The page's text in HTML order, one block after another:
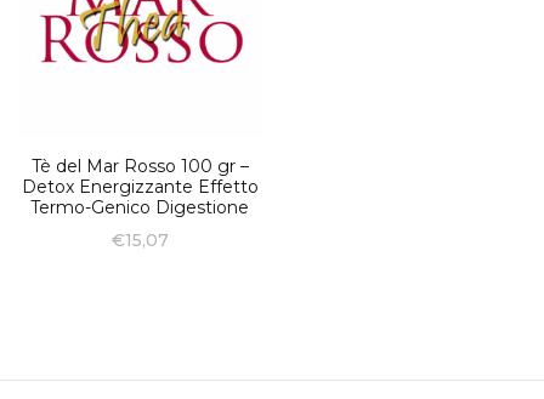
Tè del Mar Rosso 100 gr –
Detox Energizzante Effetto
Termo-Genico Digestione
€15,07